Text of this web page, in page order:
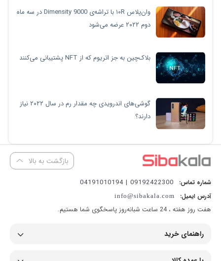
وان‌پلاس ۱۰R با تراشه‌ی Dimensity 9000 در سه ماه
دوم ۲۰۲۲ عرضه می‌شود
بلاک‌چین به جز اتریوم که از NFT پشتیبانی می‌کنند
گوشی‌های اندرویدی چه مقدار رم در سال ۲۰۲۲ نیاز
دارند؟
بازگشت به بالا
شماره تماس: 09192422300 | 04191010194
آدرس ایمیل: info@sibakala.com
هفت روز هفته ، 24 ساعت شبانه‌روز پاسخگوی شما هستیم.
راهنمای خرید